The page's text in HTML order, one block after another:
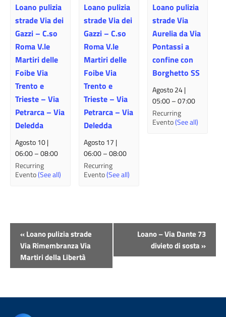
Loano pulizia
strade Via dei
Gazzi – C.so
Roma V.le
Martiri delle
Foibe Via
Trento e
Trieste – Via
Petrarca – Via
Deledda
Agosto 10 |
06:00–08:00
Recurring
Evento(See all)
Loano pulizia
strade Via dei
Gazzi – C.so
Roma V.le
Martiri delle
Foibe Via
Trento e
Trieste – Via
Petrarca – Via
Deledda
Agosto 17 |
06:00–08:00
Recurring
Evento(See all)
Loano pulizia
strade Via
Aurelia da Via
Pontassi a
confine con
Borghetto SS
Agosto 24 |
05:00–07:00
Recurring
Evento(See all)
Evento
Navigazione
«Loano pulizia strade
Via Rimembranza Via
Martiri della Libertà
Loano – Via Dante 73
divieto di sosta»